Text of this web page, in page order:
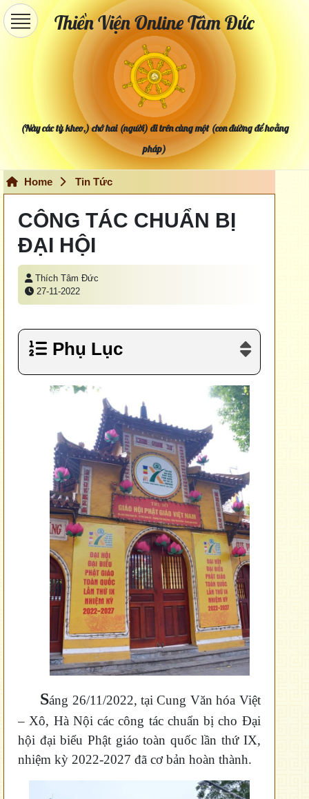
Thiền Viện Online Tâm Đức
(Này các tỳ kheo,) chớ hai (người) đi trên cùng một (con đường để hoằng
pháp)
Home Tin Tức
CÔNG TÁC CHUẨN BỊ
ĐẠI HỘI
Thích Tâm Đức
27-11-2022
Phụ Lục
Sáng 26/11/2022, tại Cung Văn hóa Việt
– Xô, Hà Nội các công tác chuẩn bị cho Đại
hội đại biểu Phật giáo toàn quốc lần thứ IX,
nhiệm kỳ 2022-2027 đã cơ bản hoàn thành.